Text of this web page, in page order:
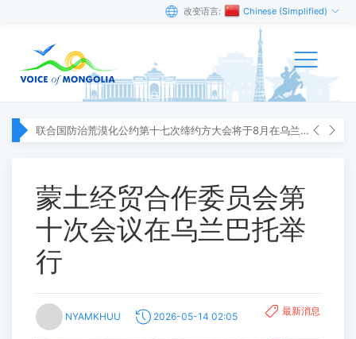
改变语言: Chinese (Simplified)
联合国防治荒漠化公约第十七次缔约方大会将于8月在乌兰巴托举行
蒙土经贸合作委员会第
十次会议在乌兰巴托举
行
NYAMKHUU 2026-05-14 02:05 最新消息